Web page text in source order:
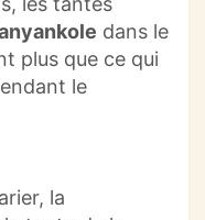
dans le
plus que ce qui
le
la